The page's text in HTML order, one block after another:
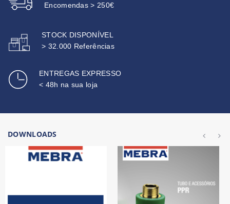
Encomendas > 250€
STOCK DISPONÍVEL
> 32.000 Referências
ENTREGAS EXPRESSO
< 48h na sua loja
DOWNLOADS